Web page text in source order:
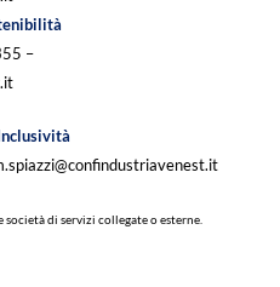
–
di servizi collegate o esterne.